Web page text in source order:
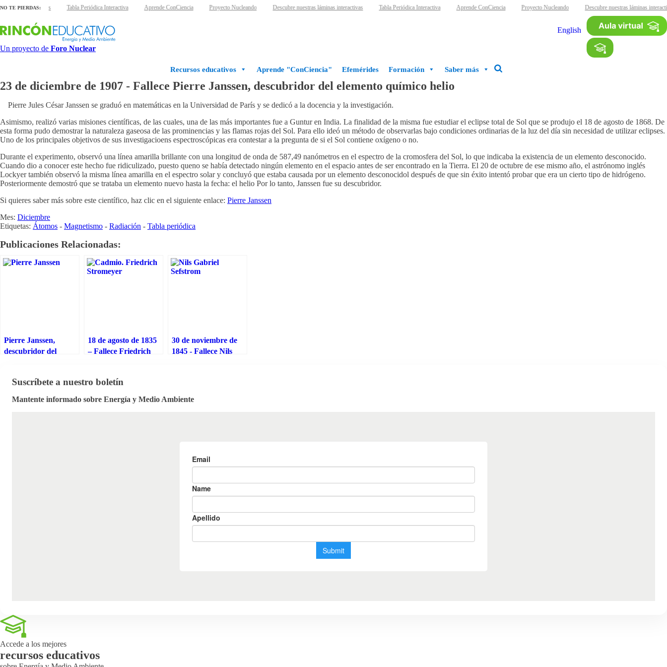
NO TE PIERDAS:
interactivas Tabla Periódica Interactiva Aprende ConCiencia Proyecto Nucleando Descubre nuestras láminas interactivas Tabla Periódica Interactiva Aprende ConCiencia Proyecto Nucleando Descubre nuestras láminas
Un proyecto de Foro Nuclear
English
Recursos educativos Aprende "ConCiencia" Efemérides Formación Saber más
23 de diciembre de 1907 - Fallece Pierre Janssen, descubridor del elemento químico helio
Pierre Jules César Janssen se graduó en matemáticas en la Universidad de París y se dedicó a la docencia y la investigación.
Asimismo, realizó varias misiones científicas, de las cuales, una de las más importantes fue a Guntur en India. La finalidad de la misma fue estudiar el eclipse total de Sol que se produjo el 18 de agosto de 1868. De
esta forma pudo demostrar la naturaleza gaseosa de las prominencias y las flamas rojas del Sol. Para ello ideó un método de observarlas bajo condiciones ordinarias de la luz del día sin necesidad de utilizar eclipses.
Uno de los principales objetivos de sus investigacioens espectroscópicas era contestar a la pregunta de si el Sol contiene oxígeno o no.
Durante el experimento, observó una línea amarilla brillante con una longitud de onda de 587,49 nanómetros en el espectro de la cromosfera del Sol, lo que indicaba la existencia de un elemento desconocido.
Cuando dio a conocer este hecho fue ridiculizado, puesto queno se había detectado ningún elemento en el espacio antes de ser encontrado en la Tierra. El 20 de octubre de ese mismo año, el astrónomo inglés
Lockyer también observó la misma línea amarilla en el espectro solar y concluyó que estaba causada por un elemento desconocidol después de que sin éxito intentó probar que era un cierto tipo de hidrógeno.
Posteriormente demostró que se trataba un elemento nuevo hasta la fecha: el helio Por lo tanto, Janssen fue su descubridor.
Si quieres saber más sobre este científico, haz clic en el siguiente enlace: Pierre Janssen
Mes: Diciembre
Etiquetas: Átomos - Magnetismo - Radiación - Tabla periódica
Publicaciones Relacionadas:
Pierre Janssen,
descubridor del
18 de agosto de 1835
– Fallece Friedrich
elemento químico
cadmio
30 de noviembre de
1845 - Fallece Nils
Suscríbete a nuestro boletín
Mantente informado sobre Energía y Medio Ambiente
Accede a los mejores
recursos educativos